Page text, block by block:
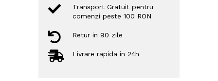
Transport Gratuit pentru
comenzi peste 100 RON
Retur in 90 zile
Livrare rapida in 24h